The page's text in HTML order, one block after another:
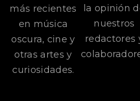
más recientes
en música
oscura, cine y
otras artes y
curiosidades.
la opinión
nuestros
redactores